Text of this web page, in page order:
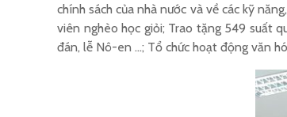
chính sách của nhà nước và về các kỹ
viên nghèo học giỏi; Trao tặng 549 suất
đán, lễ Nô-en …; Tổ chức hoạt động văn